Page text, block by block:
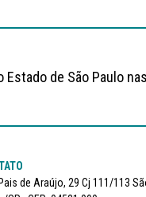
de São Paulo
de Araújo, 29 Cj 111/113